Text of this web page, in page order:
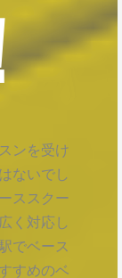
ンを受け
ないでし
ススクー
く対応し
でベース
すめのベ